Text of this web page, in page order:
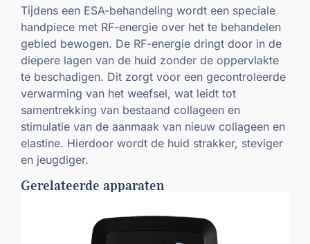
Tijdens een ESA-behandeling wordt een speciale
handpiece met RF-energie over het te behandelen
gebied bewogen. De RF-energie dringt door in de
diepere lagen van de huid zonder de oppervlakte
te beschadigen. Dit zorgt voor een gecontroleerde
verwarming van het weefsel, wat leidt tot
samentrekking van bestaand collageen en
stimulatie van de aanmaak van nieuw collageen en
elastine. Hierdoor wordt de huid strakker, steviger
en jeugdiger.
Gerelateerde apparaten